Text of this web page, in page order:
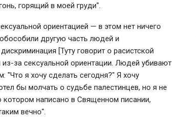
горящий в моей груди".
ориентацией — в этом нет ничего
другую часть людей и
[Туту говорит о расистской
за сексуальной ориентации. Людей убивают
я хочу сделать сегодня?" Я хочу
бы молчать о судьбе палестинцев, но я не
написано в Священном писании,
вечно".